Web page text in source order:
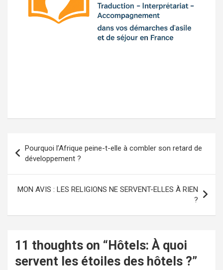
navigation
Pourquoi l’Afrique peine-t-elle à combler son retard de
développement ?
MON AVIS : LES RELIGIONS NE SERVENT-ELLES À RIEN
?
11 thoughts on “ Hôtels: À quoi
servent les étoiles des hôtels ?”